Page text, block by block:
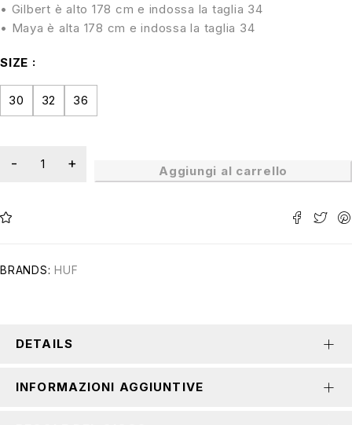
• Gilbert è alto 178 cm e indossa la taglia 34
• Maya è alta 178 cm e indossa la taglia 34
SIZE
30 32 36
Aggiungi al carrello
BRANDS: HUF
DETAILS
INFORMAZIONI AGGIUNTIVE